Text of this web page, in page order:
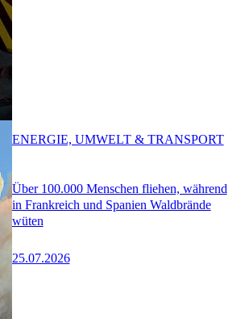
Über 100.000 Menschen fliehen, während
in Frankreich und Spanien Waldbrände
wüten
25.07.2026
ENERGIE, UMWELT & TRANSPORT